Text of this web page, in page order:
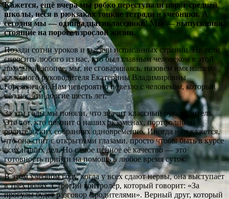
Кажется, ещё вчера мы робко переступали порог средней
школы, неся в рюкзаках тонкие тетради и учебники. А
сегодня мы — одиннадцатиклассники! Мы — выпускники,
стоящие на пороге взрослой жизни.
Позади сотни уроков и тысячи исписанных страниц. Но если
спросить любого из нас, кто был главным человеком в этой
школьной эпопее, мы, не сговариваясь, назовём имя нашего
классного руководителя Екатерины Владимировны
Гореявчевой. Нам невероятно повезло с человеком, который
вёл нас эти долгие шесть лет.
За эти годы мы поняли, что значит классный руководитель.
Это тот, кто помнит о наших экзаменах, портфолио и
родительских собраниях одновременно. Иногда нам кажется,
что она спит с открытыми глазами, просто чтобы быть в курсе
всех наших дел. Но самое ценное её качество — это
готовность прийти на помощь в любое время суток.
В этом учебном году, когда у всех сдают нервы, она выступает
в трёх ролях. Строгий контролёр, который говорит: «За
прогулы будет разговор с родителями». Верный друг, который